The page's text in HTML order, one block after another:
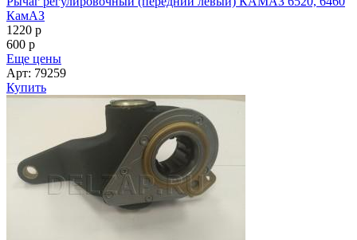
КамАЗ
1220 p
600 p
Еще цены
Арт: 79259
Купить